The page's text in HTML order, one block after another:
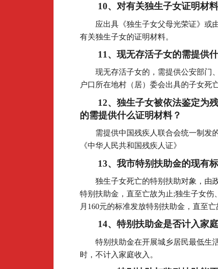
10、对有关独生子女证明材
应出具《独生子女父母光荣证》或
有关独生子女的证明材料。
11 、现无存活子女的需提供
现无存活子女的，需提供公安部门
户口所在地村（居）委会出具的子女死
12、独生子女被依法鉴定为
的需提供什么证明材料？
需提供中国残疾人联合会统一制发
《中华人民共和国残疾人证》
13、我市特别扶助金的现有
独生子女死亡的特别扶助对象，由
特别扶助金，直至亡故为止;独生子女
月160元的标准发放特别扶助金，直至
14、特别扶助金是否计入家
特别扶助金在开展城乡居民最低生
时，不计入家庭收入。